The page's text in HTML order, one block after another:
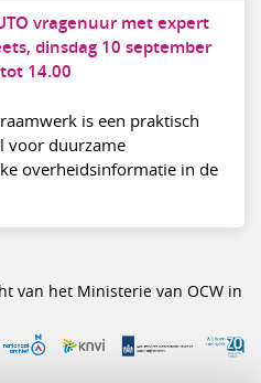
vragenuur met expert
dinsdag 10 september
14.00
is een praktisch
voor duurzame
overheidsinformatie in de
van het Ministerie van OCW in